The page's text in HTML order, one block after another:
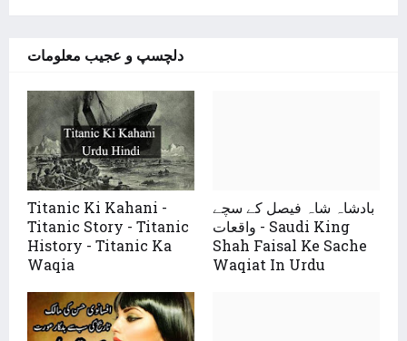
دلچسپ و عجیب معلومات
Titanic Ki Kahani -
Titanic Story - Titanic
History - Titanic Ka
Waqia
بادشاہ شاہ فیصل کے سچے
واقعات - Saudi King
Shah Faisal Ke Sache
Waqiat In Urdu